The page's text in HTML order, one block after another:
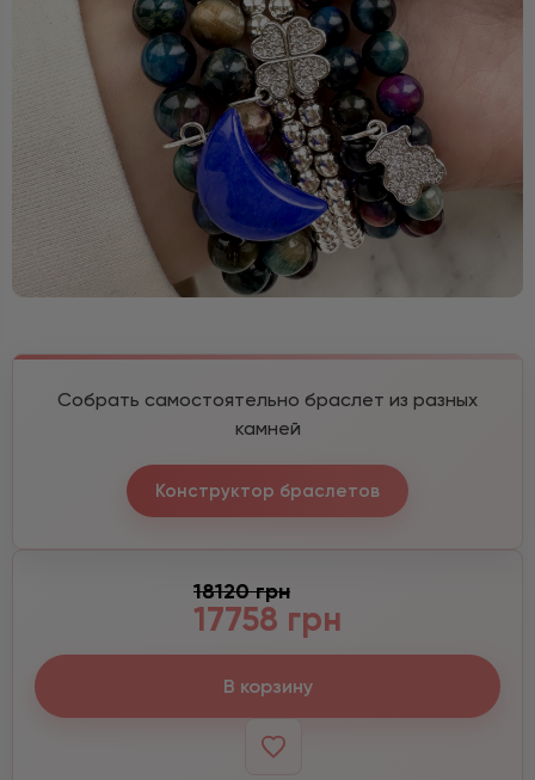
Собрать самостоятельно браслет из разных
камней
Конструктор браслетов
18120 грн
17758 грн
В корзину